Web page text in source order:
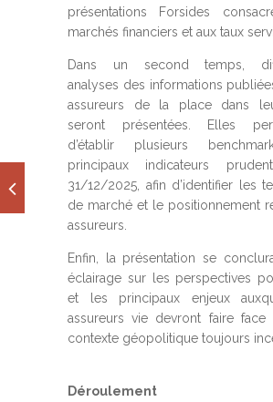
présentations Forsides
marchés financiers et aux taux
Dans un second temps,
analyses des informations
assureurs de la place dans
seront présentées. Elles
d’établir plusieurs
principaux indicateurs
31/12/2025, afin d’identifier les
de marché et le positionnement
assureurs.
Enfin, la présentation se
éclairage sur les perspectives
et les principaux enjeux
assureurs vie devront faire face
contexte géopolitique toujours
Déroulement